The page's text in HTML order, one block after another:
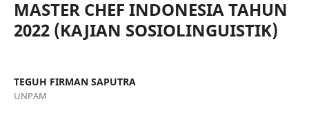
MASTER CHEF INDONESIA TAHUN
2022 (KAJIAN SOSIOLINGUISTIK)
TEGUH FIRMAN SAPUTRA
UNPAM